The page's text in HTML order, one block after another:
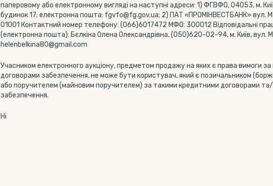
паперовому або електронному вигляді на наступні адреси: 1) ФГВФО, 04053, м.
будинок 17; електронна пошта: fgvfo@fg.gov.ua; 2) ПАТ «ПРОМІНВЕСТБАНК» вул.
01001 Контактний номер телефону: (066)6017472 МФО: 300012 Відповідальні
(електронна пошта): Бєлкіна Олена Олександрівна, (050)620-02-94, м. Київ, вул.
helenbelkina80@gmail.com
Учасником електронного аукціону, предметом продажу на яких є права вимоги
договорами забезпечення, не може бути користувач, який є позичальником
або поручителем (майновим поручителем) за такими кредитними договорами
забезпечення.
Ні